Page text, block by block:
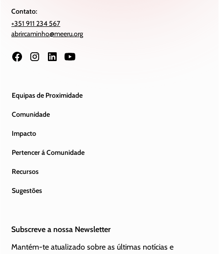
Contato:
+351 911 234 567
abrircaminho@meeru.org
Equipas de Proximidade
Comunidade
Impacto
Pertencer á Comunidade
Recursos
Sugestões
Subscreve a nossa Newsletter
Mantém-te atualizado sobre as últimas notícias e